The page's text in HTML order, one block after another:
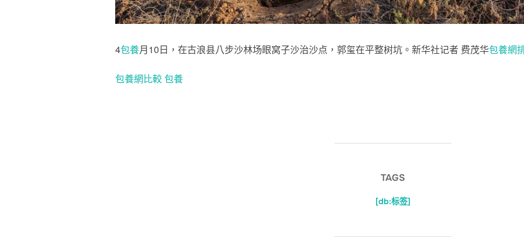
4包養月10日，在古浪县八步沙林场眼窝子沙治沙点，郭玺在平整树坑。新华社记者 费茂华包養網
包養網比較包養
TAGS
[db:标签]